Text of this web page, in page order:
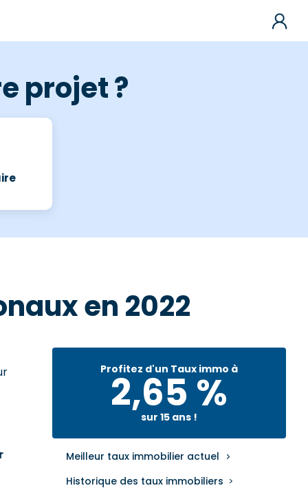
projet ?
en 2022
Profitez d'un Taux immo à
2,65 %
sur 15 ans !
Meilleur taux immobilier actuel
Historique des taux immobiliers